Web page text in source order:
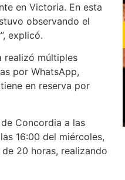
en Victoria. En esta
observando el
explicó.
realizó múltiples
por WhatsApp,
en reserva por
Concordia a las
16:00 del miércoles,
20 horas, realizando